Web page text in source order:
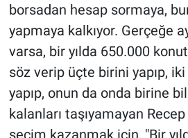
borsadan hesap sormaya,
yapmaya kalkıyor. Gerçeğe
varsa, bir yılda 650.000
söz verip üçte birini yapıp,
yapıp, onun da onda birine
kalanları taşıyamayan
seçim kazanmak için, "Bir